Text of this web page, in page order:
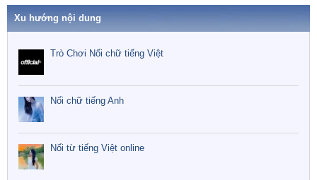
Xu hướng nội dung
Trò Chơi Nối chữ tiếng Việt
Nối chữ tiếng Anh
Nối từ tiếng Việt online